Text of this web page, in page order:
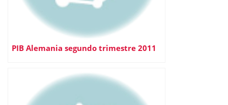
PIB Alemania segundo trimestre 2011